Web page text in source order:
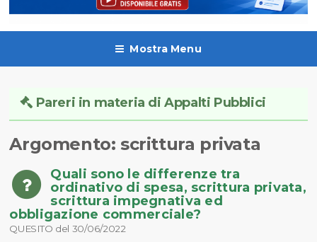
Mostra Menu
Pareri in materia di Appalti Pubblici
Argomento: scrittura privata
Quali sono le differenze tra
ordinativo di spesa, scrittura privata,
scrittura impegnativa ed
obbligazione commerciale?
QUESITO del 30/06/2022